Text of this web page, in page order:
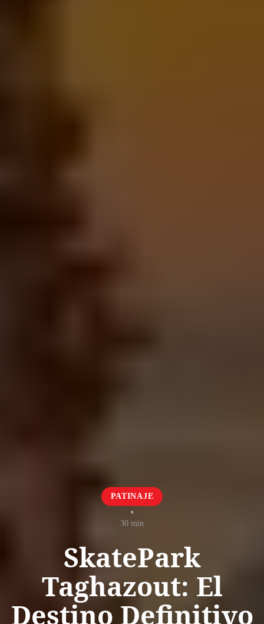
PATINAJE
•
30 min
SkatePark
Taghazout: El
Destino Definitivo